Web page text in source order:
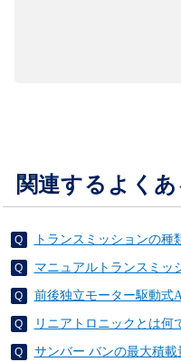
関連するよく
トランスミッションの種
マニュアルトランスミッ
前後独立モーター駆動式
リニアトロニックとは何
サンバー バンの最大積載